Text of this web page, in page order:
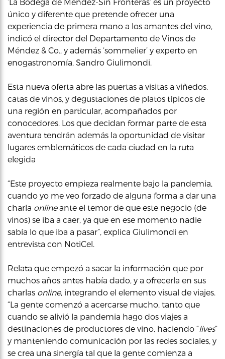
único y diferente que pretende ofrecer una
experiencia de primera mano a los amantes del vino,
indicó el director del Departamento de Vinos de
Méndez & Co., y además ‘sommelier’ y experto en
enogastronomía, Sandro Giulimondi.
Esta nueva oferta abre las puertas a visitas a viñedos,
catas de vinos, y degustaciones de platos típicos de
una región en particular, acompañados por
conocedores. Los que decidan formar parte de esta
aventura tendrán además la oportunidad de visitar
lugares emblemáticos de cada ciudad en la ruta
elegida
“Este proyecto empieza realmente bajo la pandemia,
cuando yo me veo forzado de alguna forma a dar una
charla onlineante el temor de que este negocio (de
vinos) se iba a caer, ya que en ese momento nadie
sabía lo que iba a pasar”, explica Giulimondi en
entrevista con NotiCel.
Relata que empezó a sacar la información que por
muchos años antes había dado, y a ofrecerla en sus
charlas online, integrando el elemento visual de viajes.
“La gente comenzó a acercarse mucho, tanto que
cuando se alivió la pandemia hago dos viajes a
destinaciones de productores de vino, haciendo “lives”
y manteniendo comunicación por las redes sociales, y
se crea una sinergía tal que la gente comienza a